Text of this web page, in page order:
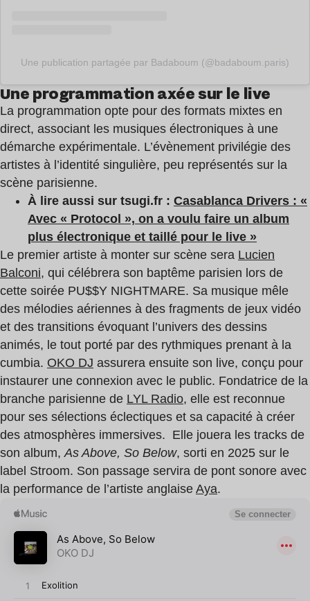
Une publication partagée par Badaboum (@badaboum.paris)
Une programmation axée sur le live
La programmation opte pour des formats mixtes en
direct, associant les musiques électroniques à une
démarche expérimentale. L’évènement privilégie des
artistes à l’identité singulière, peu représentés sur la
scène parisienne.
À lire aussi sur tsugi.fr : Casablanca Drivers : «
Avec « Protocol », on a voulu faire un album
plus électronique et taillé pour le live »
Le premier artiste à monter sur scène sera Lucien
Balconi, qui célébrera son baptême parisien lors de
cette soirée PU$$Y NIGHTMARE. Sa musique mêle
des mélodies aériennes à des fragments de jeux vidéo
et des transitions évoquant l’univers des dessins
animés, le tout porté par des rythmiques prenant à la
cumbia. OKO DJ assurera ensuite son live, conçu pour
instaurer une connexion avec le public. Fondatrice de la
branche parisienne de LYL Radio, elle est reconnue
pour ses sélections éclectiques et sa capacité à créer
des atmosphères immersives. Elle jouera les tracks de
son album, As Above, So Below, sorti en 2025 sur le
label Stroom. Son passage servira de pont sonore avec
la performance de l’artiste anglaise Aya.